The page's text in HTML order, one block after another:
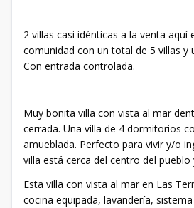
2 villas casi idénticas a la venta aquí
comunidad con un total de 5 villas y
Con entrada controlada.
Muy bonita villa con vista al mar
cerrada. Una villa de 4 dormitorios
amueblada. Perfecto para vivir y/o
villa está cerca del centro del pueblo
Esta villa con vista al mar en Las
cocina equipada, lavandería,